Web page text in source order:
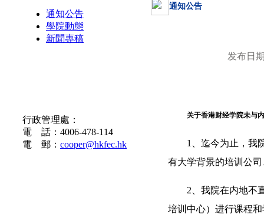
通知公告
學院動態
新聞專稿
行政管理處：
電 話：4006-478-114
電 郵： cooper@hkfec.hk
通知公告
发布日
关于香港财经学院未与
1
、迄今为止，
有大学背景的培训公
2 、我院在内地
培训中心）进行课程